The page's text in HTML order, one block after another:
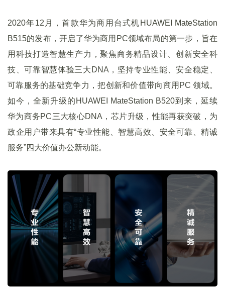
2020年12月，首款华为商用台式机HUAWEI MateStation
B515的发布，开启了华为商用PC领域布局的第一步，旨在
用科技打造智慧生产力，聚焦商务精品设计、创新安全科
技、可靠智慧体验三大DNA，坚持专业性能、安全稳定、
可靠服务的基础竞争力，把创新和价值带向商用PC 领域。
如今，全新升级的HUAWEI MateStation B520到来，延续
华为商务PC三大核心DNA，芯片升级，性能再获突破，为
政企用户带来具有“专业性能、智慧高效、安全可靠、精诚
服务”四大价值办公新动能。